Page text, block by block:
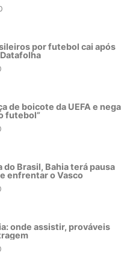
por futebol cai após
de boicote da UEFA e nega
futebol”
do Brasil, Bahia terá pausa
enfrentar o Vasco
onde assistir, prováveis